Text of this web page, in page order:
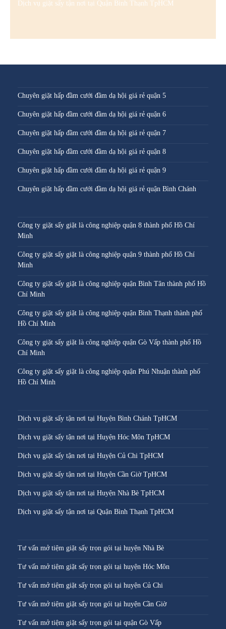
Dịch vụ giặt sấy tận nơi tại Quận Bình Thạnh TpHCM
Chuyên giặt hấp đầm cưới đầm dạ hội giá rẻ quận 5
Chuyên giặt hấp đầm cưới đầm dạ hội giá rẻ quận 6
Chuyên giặt hấp đầm cưới đầm dạ hội giá rẻ quận 7
Chuyên giặt hấp đầm cưới đầm dạ hội giá rẻ quận 8
Chuyên giặt hấp đầm cưới đầm dạ hội giá rẻ quận 9
Chuyên giặt hấp đầm cưới đầm dạ hội giá rẻ quận Bình Chánh
Công ty giặt sấy giặt là công nghiệp quận 8 thành phố Hồ Chí
Minh
Công ty giặt sấy giặt là công nghiệp quận 9 thành phố Hồ Chí
Minh
Công ty giặt sấy giặt là công nghiệp quận Bình Tân thành phố Hồ
Chí Minh
Công ty giặt sấy giặt là công nghiệp quận Bình Thạnh thành phố
Hồ Chí Minh
Công ty giặt sấy giặt là công nghiệp quận Gò Vấp thành phố Hồ
Chí Minh
Công ty giặt sấy giặt là công nghiệp quận Phú Nhuận thành phố
Hồ Chí Minh
Dịch vụ giặt sấy tận nơi tại Huyện Bình Chánh TpHCM
Dịch vụ giặt sấy tận nơi tại Huyện Hóc Môn TpHCM
Dịch vụ giặt sấy tận nơi tại Huyện Củ Chi TpHCM
Dịch vụ giặt sấy tận nơi tại Huyện Cần Giờ TpHCM
Dịch vụ giặt sấy tận nơi tại Huyện Nhà Bè TpHCM
Dịch vụ giặt sấy tận nơi tại Quận Bình Thạnh TpHCM
Tư vấn mở tiệm giặt sấy trọn gói tại huyện Nhà Bè
Tư vấn mở tiệm giặt sấy trọn gói tại huyện Hóc Môn
Tư vấn mở tiệm giặt sấy trọn gói tại huyện Củ Chi
Tư vấn mở tiệm giặt sấy trọn gói tại huyện Cần Giờ
Tư vấn mở tiệm giặt sấy trọn gói tại quận Gò Vấp